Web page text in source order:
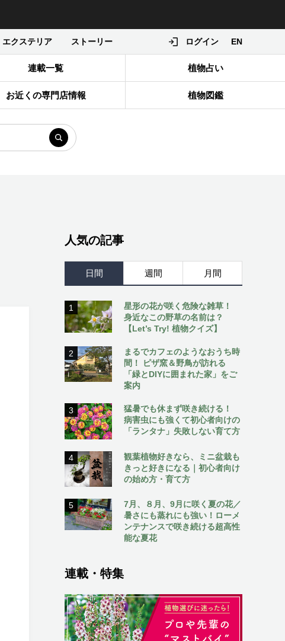
エクステリア ストーリー ログイン EN
連載一覧 植物占い
お近くの専門店情報 植物図鑑
人気の記事
日間 週間 月間
1
星形の花が咲く危険な雑草！
身近なこの野草の名前は？
【Let’s Try! 植物クイズ】
2
まるでカフェのようなおうち時
間！ ピザ窯＆野鳥が訪れる
「緑とDIYに囲まれた家」をご
案内
3
猛暑でも休まず咲き続ける！
病害虫にも強くて初心者向けの
「ランタナ」失敗しない育て方
4
観葉植物好きなら、ミニ盆栽も
きっと好きになる｜初心者向け
の始め方・育て方
5
7月、８月、9月に咲く夏の花／
暑さにも蒸れにも強い！ローメ
ンテナンスで咲き続ける超高性
能な夏花
連載・特集